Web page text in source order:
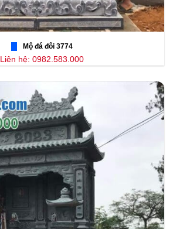
Mộ đá đôi 3774
Liên hệ: 0982.583.000